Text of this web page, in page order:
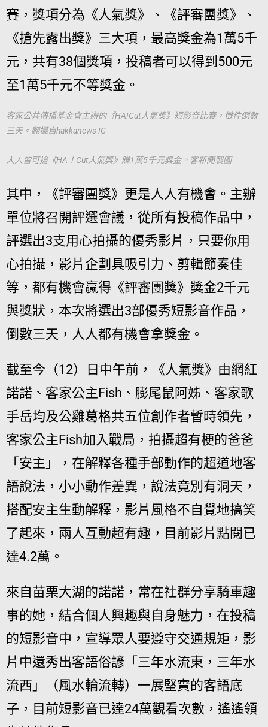
賽，獎項分為《人氣獎》、《評審團獎》、
《搶先露出獎》三大項，最高獎金為1萬5千
元，共有38個獎項，投稿者可以得到500元
至1萬5千元不等獎金。
客家公共傳播基金會主辦的《HA!Cut人氣獎》短影音比賽，徵件倒數
三天。翻攝自hakkanews IG
人人皆可搶《HA！Cut人氣獎》賺1萬5千元獎金。客新聞製圖
其中，《評審團獎》更是人人有機會。主辦
單位將召開評選會議，從所有投稿作品中，
評選出3支用心拍攝的優秀影片，只要你用
心拍攝，影片企劃具吸引力、剪輯節奏佳
等，都有機會贏得《評審團獎》獎金2千元
與獎狀，本次將選出3部優秀短影音作品，
倒數三天，人人都有機會拿獎金。
截至今（12）日中午前，《人氣獎》由網紅
諾諾、客家公主Fish、膨尾鼠阿姊、客家歌
手岳均及公雞葛格共五位創作者暫時領先，
客家公主Fish加入戰局，拍攝超有梗的爸爸
「安主」，在解釋各種手部動作的超道地客
語說法，小小動作差異，說法竟別有洞天，
搭配安主生動解釋，影片風格不自覺地搞笑
了起來，兩人互動超有趣，目前影片點閱已
達4.2萬。
來自苗栗大湖的諾諾，常在社群分享騎車趣
事的她，結合個人興趣與自身魅力，在投稿
的短影音中，宣導眾人要遵守交通規矩，影
片中還秀出客語俗諺「三年水流東，三年水
流西」（風水輪流轉）一展堅實的客語底
子，目前短影音已達24萬觀看次數，遙遙領